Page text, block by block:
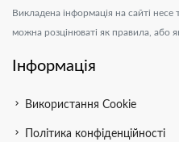
Викладена інформація на сайті несе
можна розцінюваті як правила, або
Інформація
chevron_right Використання Cookie
chevron_right Політика конфіденційності